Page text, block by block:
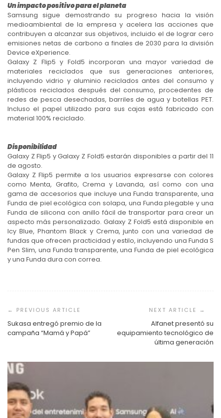
Un impacto positivo para el planeta
Samsung sigue demostrando su progreso hacia la visión
medioambiental de la empresa y acelera las acciones que
contribuyen a alcanzar sus objetivos, incluido el de lograr cero
emisiones netas de carbono a finales de 2030 para la división
Device eXperience.
Galaxy Z Flip5 y Fold5 incorporan una mayor variedad de
materiales reciclados que sus generaciones anteriores,
incluyendo vidrio y aluminio reciclados antes del consumo y
plásticos reciclados después del consumo, procedentes de
redes de pesca desechadas, barriles de agua y botellas PET.
Incluso el papel utilizado para sus cajas está fabricado con
material 100% reciclado.
Disponibilidad
Galaxy Z Flip5 y Galaxy Z Fold5 estarán disponibles a partir del 11
de agosto.
Galaxy Z Flip5 permite a los usuarios expresarse con colores
como Menta, Grafito, Crema y Lavanda, así como con una
gama de accesorios que incluye una Funda transparente, una
Funda de piel ecológica con solapa, una Funda plegable y una
Funda de silicona con anillo fácil de transportar para crear un
aspecto más personalizado. Galaxy Z Fold5 está disponible en
Icy Blue, Phantom Black y Crema, junto con una variedad de
fundas que ofrecen practicidad y estilo, incluyendo una Funda S
Pen Slim, una Funda transparente, una Funda de piel ecológica
y una Funda dura con correa.
de
entradas
Sukasa entregó premio de la
campaña “Mamá y Papá”
Alfanet presentó su
equipamiento tecnológico de
última generación